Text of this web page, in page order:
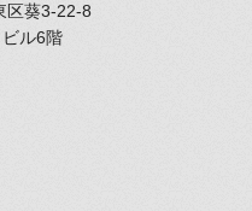
区葵3-22-8
ル6階